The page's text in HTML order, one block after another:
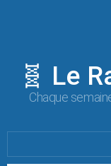
🧬 Le
Chaque
: